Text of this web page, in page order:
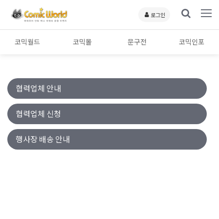
로그인
코믹월드 코믹몰 문구전 코믹인포
협력업체 안내
협력업체 신청
행사장 배송 안내